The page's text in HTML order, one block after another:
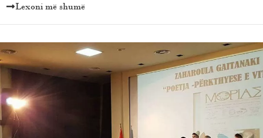
Lexoni më shumë